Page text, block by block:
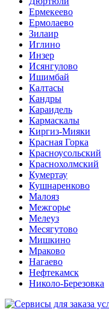
Ермекеево
Ермолаево
Зилаир
Иглино
Инзер
Исянгулово
Ишимбай
Калтасы
Кандры
Караидель
Кармаскалы
Киргиз-Мияки
Красная Горка
Красноусольский
Краснохолмский
Кумертау
Кушнаренково
Малояз
Межгорье
Мелеуз
Месягутово
Мишкино
Мраково
Нагаево
Нефтекамск
Николо-Березовка